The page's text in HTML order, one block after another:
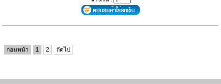
ก่อนหน้า 1 2 ถัดไป